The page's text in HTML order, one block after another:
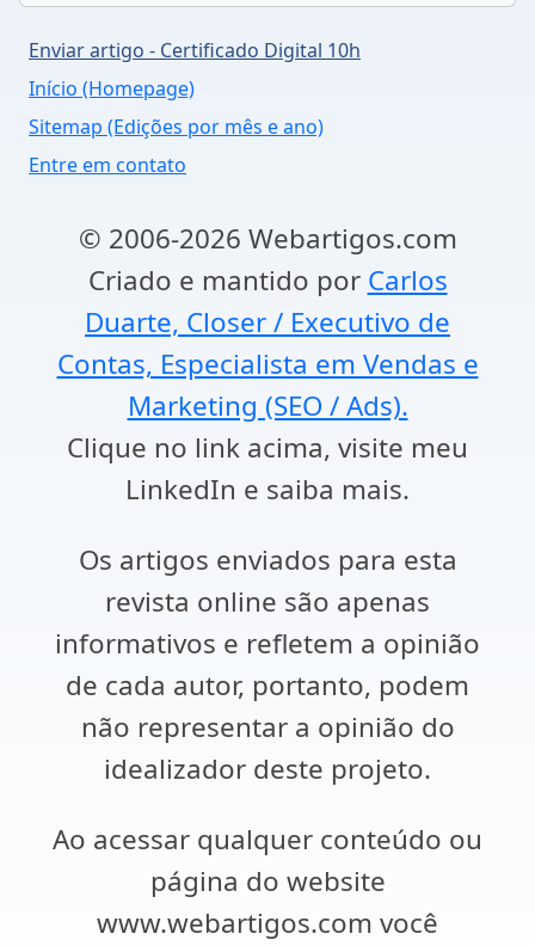
Enviar artigo - Certificado Digital 10h
Início (Homepage)
Sitemap (Edições por mês e ano)
Entre em contato
© 2006-2026 Webartigos.com
Criado e mantido por Carlos
Duarte, Closer / Executivo de
Contas, Especialista em Vendas e
Marketing (SEO / Ads).
Clique no link acima, visite meu
LinkedIn e saiba mais.
Os artigos enviados para esta
revista online são apenas
informativos e refletem a opinião
de cada autor, portanto, podem
não representar a opinião do
idealizador deste projeto.
Ao acessar qualquer conteúdo ou
página do website
www.webartigos.com você